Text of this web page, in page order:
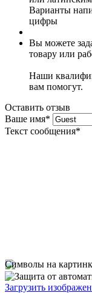
Варианты
цифры
Вы можете
товару или
Наши
вам помогут.
Оставить отзыв
Ваше имя*
Текст сообщения*
Символы на
Загрузить